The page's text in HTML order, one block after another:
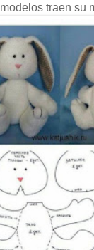
modelos traen su